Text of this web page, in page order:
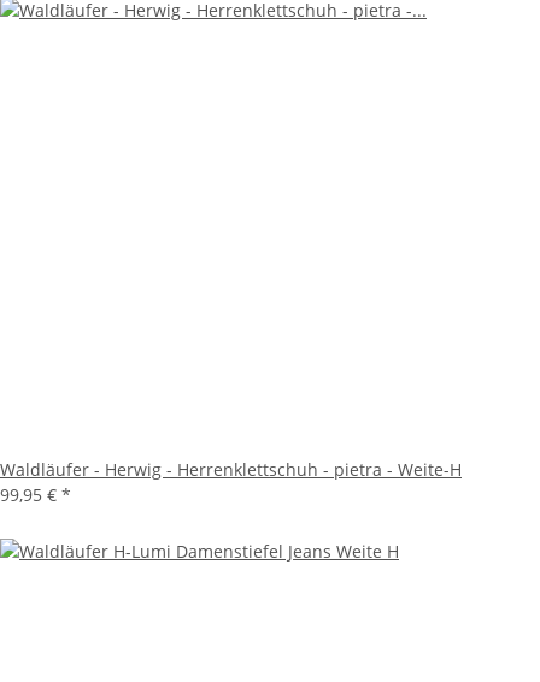
Waldläufer - Herwig - Herrenklettschuh - pietra - Weite-H
99,95 € *